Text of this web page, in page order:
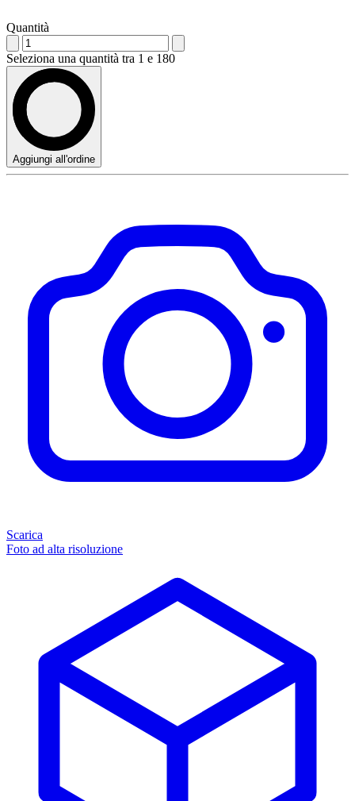
Quantità
Seleziona una quantità tra 1 e 180
Aggiungi all'ordine
Scarica
Foto ad alta risoluzione